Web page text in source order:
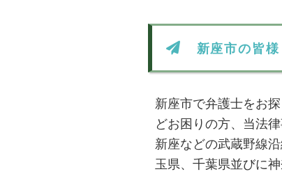
新座市の皆様
新座市で弁護士をお
どお困りの方、当法
新座などの武蔵野線
玉県、千葉県並びに